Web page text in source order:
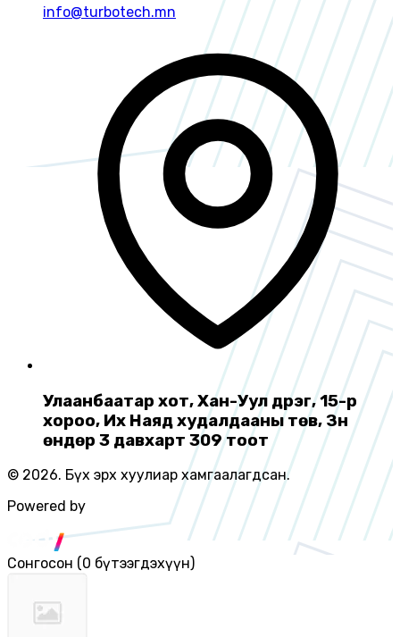
info@turbotech.mn
Улаанбаатар хот, Хан-Уул дүүрэг, 15-р
хороо, Их Наяд худалдааны төв, Зүүн
өндөр 3 давхарт 309 тоот
© 2026. Бүх эрх хуулиар хамгаалагдсан.
Powered by
Сонгосон (0 бүтээгдэхүүн)